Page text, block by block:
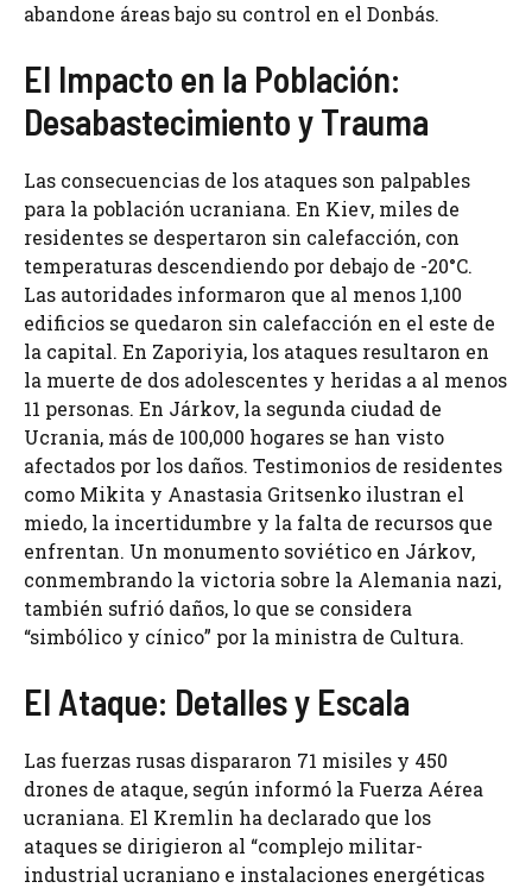
abandone áreas bajo su control en el Donbás.
El Impacto en la Población:
Desabastecimiento y Trauma
Las consecuencias de los ataques son palpables
para la población ucraniana. En Kiev, miles de
residentes se despertaron sin calefacción, con
temperaturas descendiendo por debajo de -20°C.
Las autoridades informaron que al menos 1,100
edificios se quedaron sin calefacción en el este de
la capital. En Zaporiyia, los ataques resultaron en
la muerte de dos adolescentes y heridas a al menos
11 personas. En Járkov, la segunda ciudad de
Ucrania, más de 100,000 hogares se han visto
afectados por los daños. Testimonios de residentes
como Mikita y Anastasia Gritsenko ilustran el
miedo, la incertidumbre y la falta de recursos que
enfrentan. Un monumento soviético en Járkov,
conmembrando la victoria sobre la Alemania nazi,
también sufrió daños, lo que se considera
“simbólico y cínico” por la ministra de Cultura.
El Ataque: Detalles y Escala
Las fuerzas rusas dispararon 71 misiles y 450
drones de ataque, según informó la Fuerza Aérea
ucraniana. El Kremlin ha declarado que los
ataques se dirigieron al “complejo militar-
industrial ucraniano e instalaciones energéticas